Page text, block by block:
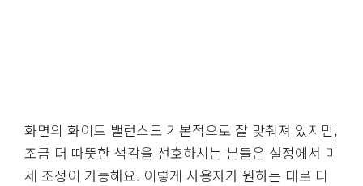
화면의 화이트 밸런스도 기본적으로 잘 맞춰져 있지만,
조금 더 따뜻한 색감을 선호하시는 분들은 설정에서 미
세 조정이 가능해요. 이렇게 사용자가 원하는 대로 디